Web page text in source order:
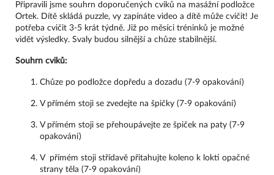
Připravili jsme souhrn doporučených cviků na masážní podložce
Ortek. Dítě skládá puzzle, vy zapínáte video a dítě může cvičit! Je
potřeba cvičit 3-5 krát týdně. Již po měsíci tréninků je možné
vidět výsledky. Svaly budou silnější a chůze stabilnější.
Souhrn cviků:
Chůze po podložce dopředu a dozadu (7-9 opakování)
V přímém stoji se zvedejte na špičky (7-9 opakování)
V přímém stoji se přehoupávejte ze špiček na paty (7-9
opakování)
V  přímém stoji střídavě přitahujte koleno k lokti opačné
strany těla (7-9 opakování)